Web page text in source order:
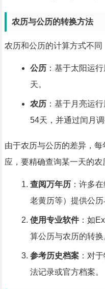
农历与公历的转换方法
农历和公历的计算方式不同
公历：基于太阳运
天。
农历：基于月亮运
54天，并通过闰月
由于农历与公历的差异，
应，要精确查询某一天的农
查阅万年历：许多在
老黄历等）提供公历
使用专业软件：如
算公历与农历的转换
参考历史档案：对
法记录或官方档案。